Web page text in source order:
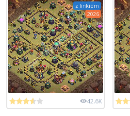
z linkiem
2026
42.6K